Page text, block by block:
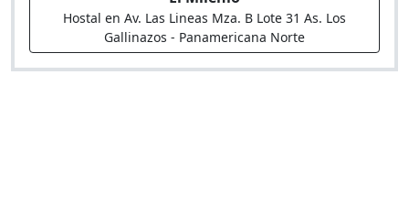
Hostal en Av. Las Lineas Mza. B Lote 31 As. Los
Gallinazos - Panamericana Norte